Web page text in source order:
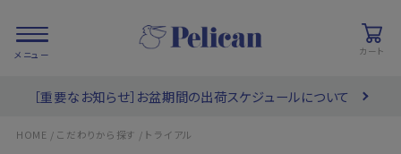
カート
［重要なお知らせ］お盆期間の出荷スケジュールについて
HOME / こだわりから探す / トライアル